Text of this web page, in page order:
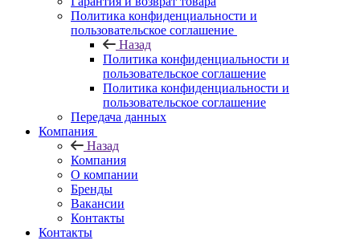
Политика конфиденциальности и
пользовательское соглашение
Назад
Политика конфиденциальности и
пользовательское соглашение
Политика конфиденциальности и
пользовательское соглашение
Передача данных
Компания
Назад
Компания
О компании
Бренды
Вакансии
Контакты
Контакты